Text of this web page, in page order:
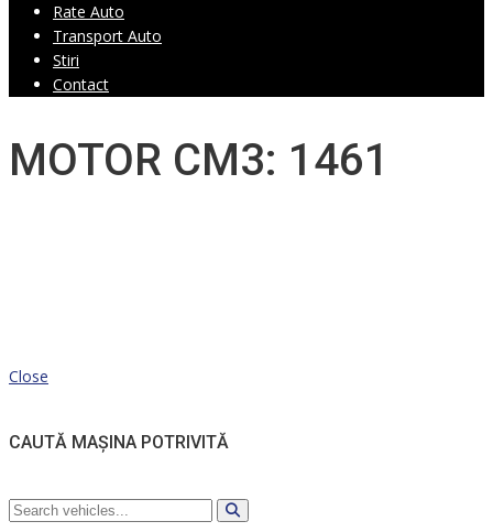
Rate Auto
Transport Auto
Stiri
Contact
MOTOR CM3: 1461
Close
CAUTĂ MAȘINA POTRIVITĂ